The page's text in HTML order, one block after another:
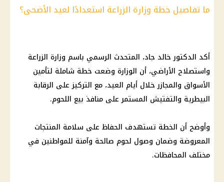
ما تفاصيل خطة وزارة الزراعة استعدادًا لعيد الأضحى؟
أكد الدكتور خالد جاد، المتحدث الرسمي باسم وزارة الزراعة
واستصلاح الأراضي، أن الوزارة وضعت خطة شاملة لتأمين
الأسواق والمجازر خلال أيام العيد، مع التركيز على الرقابة
البيطرية والتفتيش المستمر على منافذ بيع اللحوم.
وأوضح أن الخطة تستهدف الحفاظ على سلامة المنتجات
المعروضة وضمان وصول لحوم صالحة وآمنة للمواطنين في
مختلف المحافظات.